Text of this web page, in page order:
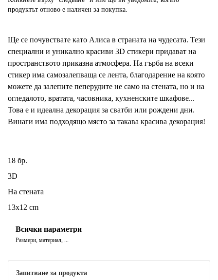
продуктът отново е наличен за покупка.
Ще се почувствате като Алиса в страната на чудесата. Тези
специални и уникално красиви 3D стикери придават на
пространството приказна атмосфера. На гърба на всеки
стикер има самозалепваща се лента, благодарение на която
можете да залепите пеперудите не само на стената, но и на
огледалото, вратата, часовника, кухненските шкафове...
Това е и идеална декорация за сватби или рождени дни.
Винаги има подходящо място за такава красива декорация!
18 бр.
3D
На стената
13x12 cm
Всички параметри
Размери, материал, ...
Запитване за продукта